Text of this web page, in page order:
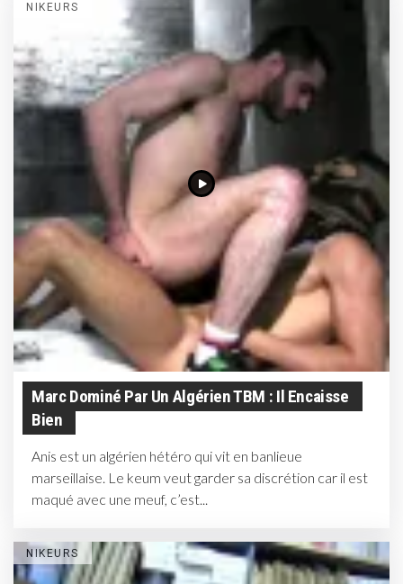
NIKEURS
Marc Dominé Par Un Algérien TBM : Il Encaisse
Bien
Anis est un algérien hétéro qui vit en banlieue
marseillaise. Le keum veut garder sa discrétion car il est
maqué avec une meuf, c’est...
NIKEURS